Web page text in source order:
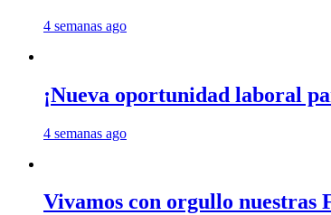
4 semanas ago
¡Nueva oportunidad laboral
4 semanas ago
Vivamos con orgullo nuestras